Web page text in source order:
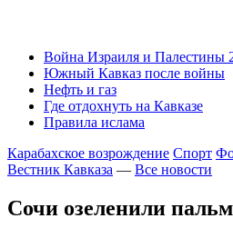
Война Израиля и Палестины
Южный Кавказ после войны
Нефть и газ
Где отдохнуть на Кавказе
Правила ислама
Карабахское возрождение Спорт
Вестник Кавказа — Все новости
Сочи озеленили